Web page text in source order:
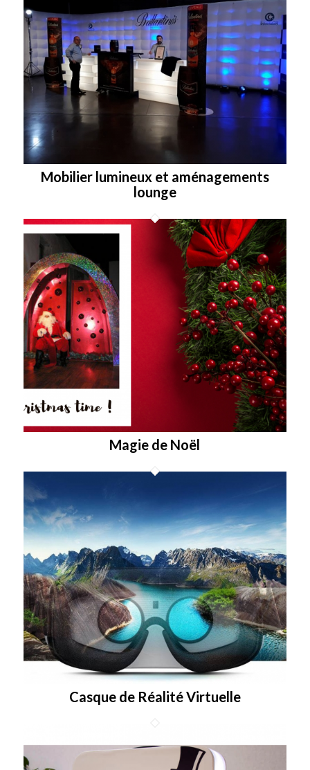
Mobilier lumineux et aménagements
lounge
Magie de Noël
Casque de Réalité Virtuelle